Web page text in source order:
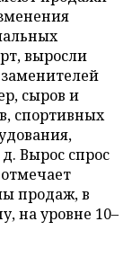
выросли
сыров и
спортивных
Вырос спрос
продаж, в
на уровне 10–